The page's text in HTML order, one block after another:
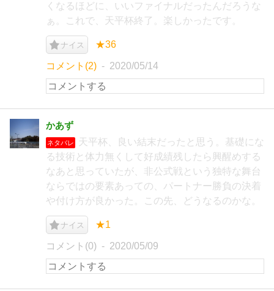
くなるほどに、いいファイナルだったんだろうな
ぁ。これで、天平杯終了。楽しかったです。
ナイス ★36
コメント(2) 2020/05/14
かあず
ネタバレ
天平杯、良い結末だったと思う。基礎にな
る技術と体力無くして好成績残したら興醒めする
なあと思っていたが、非公式戦という独特な舞台
ならではの要素あっての、パートナー勝負の決着
や付け方が良かった。この先、どうなるのかな。
ナイス ★1
コメント(0) 2020/05/09